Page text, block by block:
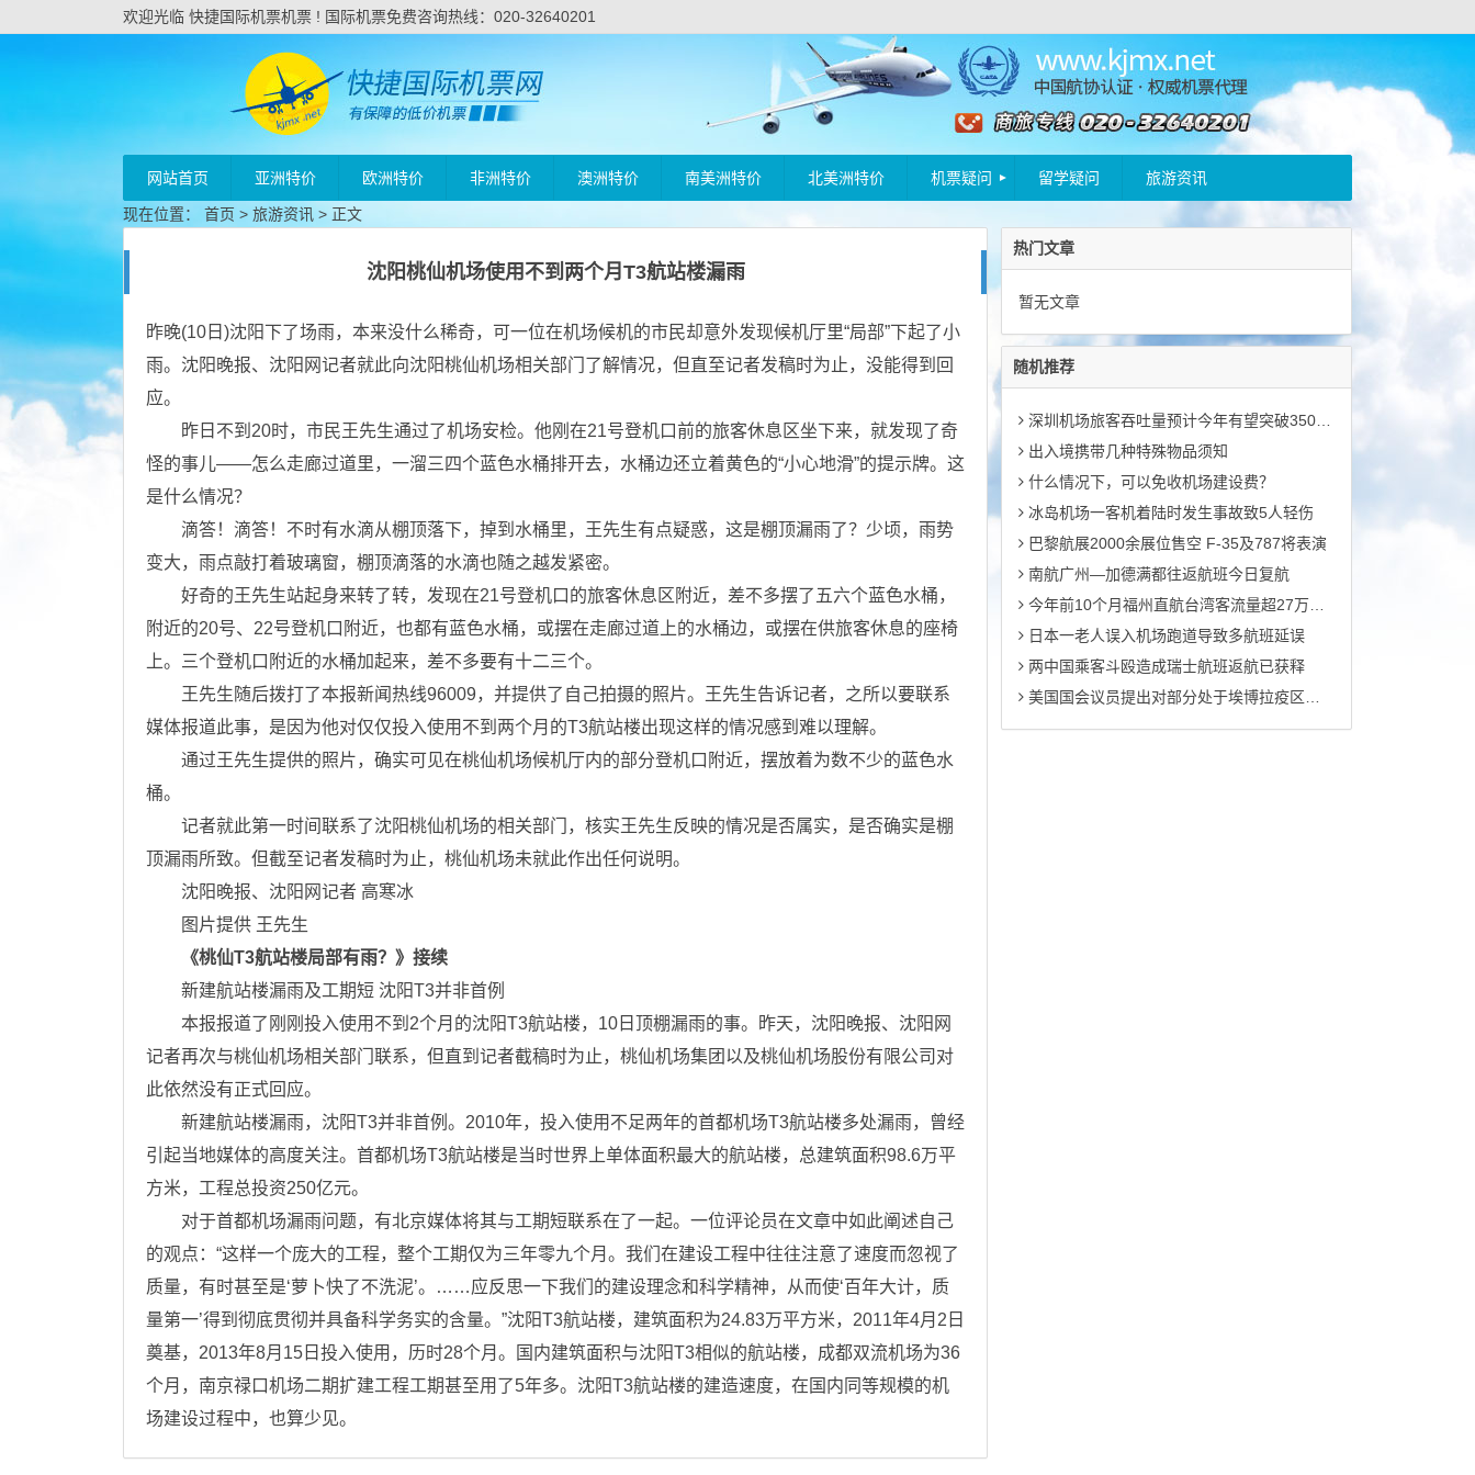
欢迎光临 快捷国际机票机票 ! 国际机票免费咨询热线：020-32640201
网站首页 亚洲特价 欧洲特价 非洲特价 澳洲特价 南美洲特价 北美洲特价 机票疑问 留学疑问 旅游资讯
现在位置： 首页 > 旅游资讯 > 正文
沈阳桃仙机场使用不到两个月T3航站楼漏雨
昨晚(10日)沈阳下了场雨，本来没什么稀奇，可一位在机场候机的市民却意外发现候机厅里“局部”下起了小
雨。沈阳晚报、沈阳网记者就此向沈阳桃仙机场相关部门了解情况，但直至记者发稿时为止，没能得到回
应。
昨日不到20时，市民王先生通过了机场安检。他刚在21号登机口前的旅客休息区坐下来，就发现了奇
怪的事儿——怎么走廊过道里，一溜三四个蓝色水桶排开去，水桶边还立着黄色的“小心地滑”的提示牌。这
是什么情况？
滴答！滴答！不时有水滴从棚顶落下，掉到水桶里，王先生有点疑惑，这是棚顶漏雨了？少顷，雨势
变大，雨点敲打着玻璃窗，棚顶滴落的水滴也随之越发紧密。
好奇的王先生站起身来转了转，发现在21号登机口的旅客休息区附近，差不多摆了五六个蓝色水桶，
附近的20号、22号登机口附近，也都有蓝色水桶，或摆在走廊过道上的水桶边，或摆在供旅客休息的座椅
上。三个登机口附近的水桶加起来，差不多要有十二三个。
王先生随后拨打了本报新闻热线96009，并提供了自己拍摄的照片。王先生告诉记者，之所以要联系
媒体报道此事，是因为他对仅仅投入使用不到两个月的T3航站楼出现这样的情况感到难以理解。
通过王先生提供的照片，确实可见在桃仙机场候机厅内的部分登机口附近，摆放着为数不少的蓝色水
桶。
记者就此第一时间联系了沈阳桃仙机场的相关部门，核实王先生反映的情况是否属实，是否确实是棚
顶漏雨所致。但截至记者发稿时为止，桃仙机场未就此作出任何说明。
沈阳晚报、沈阳网记者 高寒冰
图片提供 王先生
《桃仙T3航站楼局部有雨？》接续
新建航站楼漏雨及工期短 沈阳T3并非首例
本报报道了刚刚投入使用不到2个月的沈阳T3航站楼，10日顶棚漏雨的事。昨天，沈阳晚报、沈阳网
记者再次与桃仙机场相关部门联系，但直到记者截稿时为止，桃仙机场集团以及桃仙机场股份有限公司对
此依然没有正式回应。
新建航站楼漏雨，沈阳T3并非首例。2010年，投入使用不足两年的首都机场T3航站楼多处漏雨，曾经
引起当地媒体的高度关注。首都机场T3航站楼是当时世界上单体面积最大的航站楼，总建筑面积98.6万平
方米，工程总投资250亿元。
对于首都机场漏雨问题，有北京媒体将其与工期短联系在了一起。一位评论员在文章中如此阐述自己
的观点：“这样一个庞大的工程，整个工期仅为三年零九个月。我们在建设工程中往往注意了速度而忽视了
质量，有时甚至是‘萝卜快了不洗泥’。……应反思一下我们的建设理念和科学精神，从而使‘百年大计，质
量第一’得到彻底贯彻并具备科学务实的含量。”沈阳T3航站楼，建筑面积为24.83万平方米，2011年4月2日
奠基，2013年8月15日投入使用，历时28个月。国内建筑面积与沈阳T3相似的航站楼，成都双流机场为36
个月，南京禄口机场二期扩建工程工期甚至用了5年多。沈阳T3航站楼的建造速度，在国内同等规模的机
场建设过程中，也算少见。
热门文章
暂无文章
随机推荐
深圳机场旅客吞吐量预计今年有望突破3500万人次
出入境携带几种特殊物品须知
什么情况下，可以免收机场建设费？
冰岛机场一客机着陆时发生事故致5人轻伤
巴黎航展2000余展位售空 F-35及787将表演
南航广州—加德满都往返航班今日复航
今年前10个月福州直航台湾客流量超27万人次
日本一老人误入机场跑道导致多航班延误
两中国乘客斗殴造成瑞士航班返航已获释
美国国会议员提出对部分处于埃博拉疫区西非国家实施旅行禁令